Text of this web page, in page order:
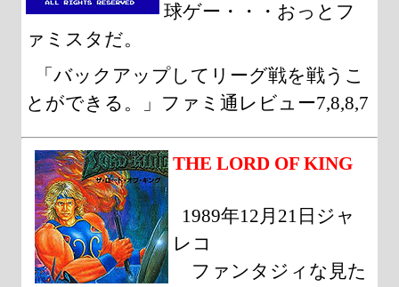
球ゲー・・・おっとフ
ァミスタだ。
「バックアップしてリーグ戦を戦うこ
とができる。」ファミ通レビュー7,8,8,7
THE LORD OF KING
1989年12月21日ジャ
レコ
ファンタジィな見た